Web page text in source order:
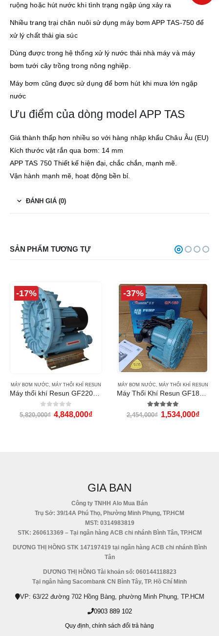
ruộng hoặc hút nước khi tình trạng ngập úng xảy ra
Nhiều trang trại chăn nuôi sử dụng máy bơm APP TAS-750 để
xử lý chất thải gia súc
Dùng được trong hệ thống xử lý nước thải nhà máy và máy
bơm tưới cây trồng trong nông nghiệp.
Máy bơm cũng được sử dụng để bơm hút khi mưa lớn ngập
nước
Ưu điểm của dòng model APP TAS
Giá thành thấp hơn nhiều so với hàng nhập khẩu Châu Âu (EU)
Kích thước vật rắn qua bơm: 14 mm
APP TAS 750 Thiết kế hiện đại, chắc chắn, mạnh mẽ.
Vận hành mạnh mẽ, hoạt động bền bỉ.
ĐÁNH GIÁ (0)
SẢN PHẨM TƯƠNG TỰ
-17%
MÁY BƠM NƯỚC, MÁY THỔI KHÍ RESUN
0out of 5
5,820,000₫ 4,848,000₫
-37%
MÁY BƠM NƯỚC, MÁY THỔI KHÍ RESUN
5.00 out of 5
2,454,000₫ 1,534,000₫
GIA BAN
Công ty TNHH Alo Mua Bán
Trụ Sở: 39/14A Phú Thọ, Phường Minh Phụng, TP.HCM
MST: 0314983819
STK: 260613369 – Tại ngân hàng ACB chi nhánh Bình Tân, TP.HCM
DƯƠNG THỊ HỒNG STK 147197419 tại ngân hàng ACB chi nhánh Bình
Tân
DƯƠNG THỊ HỒNG Tài khoản số: 060144118823
Tại ngân hàng Sacombank CN Bình Tây, TP. Hồ Chí Minh
VP: 63/22 đường 702 Hồng Bàng, phường Minh Phụng, TP.HCM
0903 889 102
Quy định, chính sách đổi trả hàng